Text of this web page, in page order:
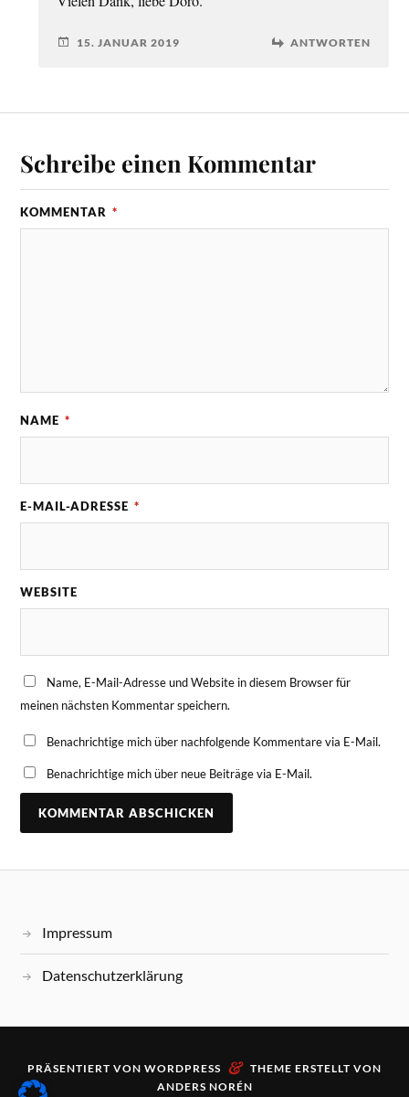
15. JANUAR 2019 ANTWORTEN
Schreibe einen Kommentar
KOMMENTAR *
NAME *
E-MAIL-ADRESSE *
WEBSITE
Name, E-Mail-Adresse und Website in diesem Browser für
meinen nächsten Kommentar speichern.
Benachrichtige mich über nachfolgende Kommentare via E-Mail.
Benachrichtige mich über neue Beiträge via E-Mail.
Impressum
Datenschutzerklärung
PRÄSENTIERT VON WORDPRESS & THEME ERSTELLT VON
ANDERS NORÉN